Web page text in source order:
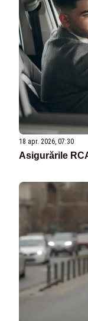
18 apr. 2026, 07:30
Asigurările